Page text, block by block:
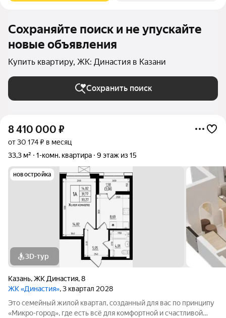
Сохраняйте поиск и не упускайте
новые объявления
Купить квартиру, ЖК: Династия в Казани
Сохранить поиск
8 410 000 ₽
от 30 174 ₽ в месяц
33,3 м²
1-комн. квартира 9 этаж из 15
новостройка
3D-тур
Казань,ЖК Династия,8
ЖК «Династия», 3 квартал 2028
Это семейный жилой квартал, созданный для вас по принципу
«Микро-город», где есть всё для комфортной и счастливой